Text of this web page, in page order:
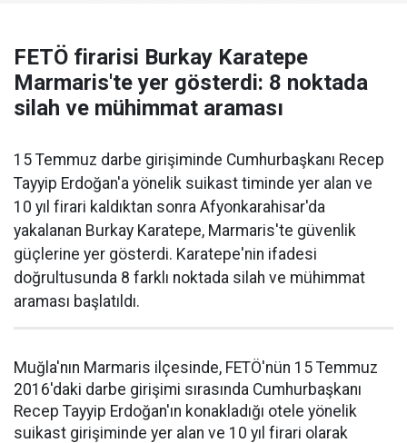
FETÖ firarisi Burkay Karatepe
Marmaris'te yer gösterdi: 8 noktada
silah ve mühimmat araması
15 Temmuz darbe girişiminde Cumhurbaşkanı Recep
Tayyip Erdoğan'a yönelik suikast timinde yer alan ve
10 yıl firari kaldıktan sonra Afyonkarahisar'da
yakalanan Burkay Karatepe, Marmaris'te güvenlik
güçlerine yer gösterdi. Karatepe'nin ifadesi
doğrultusunda 8 farklı noktada silah ve mühimmat
araması başlatıldı.
Muğla'nın Marmaris ilçesinde, FETÖ'nün 15 Temmuz
2016'daki darbe girişimi sırasında Cumhurbaşkanı
Recep Tayyip Erdoğan'ın konakladığı otele yönelik
suikast girişiminde yer alan ve 10 yıl firari olarak